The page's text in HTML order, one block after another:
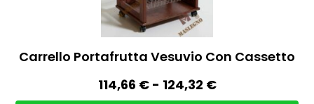
Carrello Portafrutta Vesuvio Con Cassetto
114,66 € - 124,32 €